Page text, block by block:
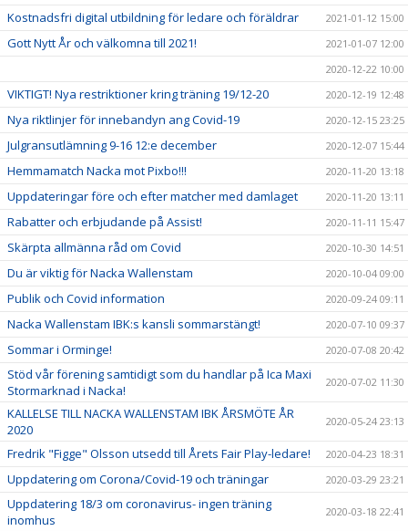
Kostnadsfri digital utbildning för ledare och föräldrar
2021-01-12 15:00
Gott Nytt År och välkomna till 2021!
2021-01-07 12:00
2020-12-22 10:00
VIKTIGT! Nya restriktioner kring träning 19/12-20 2020-12-19 12:48
Nya riktlinjer för innebandyn ang Covid-19 2020-12-15 23:25
Julgransutlämning 9-16 12:e december 2020-12-07 15:44
Hemmamatch Nacka mot Pixbo!!! 2020-11-20 13:18
Uppdateringar före och efter matcher med damlaget 2020-11-20 13:11
Rabatter och erbjudande på Assist! 2020-11-11 15:47
Skärpta allmänna råd om Covid 2020-10-30 14:51
Du är viktig för Nacka Wallenstam 2020-10-04 09:00
Publik och Covid information 2020-09-24 09:11
Nacka Wallenstam IBK:s kansli sommarstängt! 2020-07-10 09:37
Sommar i Orminge! 2020-07-08 20:42
Stöd vår förening samtidigt som du handlar på Ica Maxi
Stormarknad i Nacka!
2020-07-02 11:30
KALLELSE TILL NACKA WALLENSTAM IBK ÅRSMÖTE ÅR
2020
2020-05-24 23:13
Fredrik "Figge" Olsson utsedd till Årets Fair Play-ledare! 2020-04-23 18:31
Uppdatering om Corona/Covid-19 och träningar 2020-03-29 23:21
Uppdatering 18/3 om coronavirus- ingen träning
inomhus
2020-03-18 22:41